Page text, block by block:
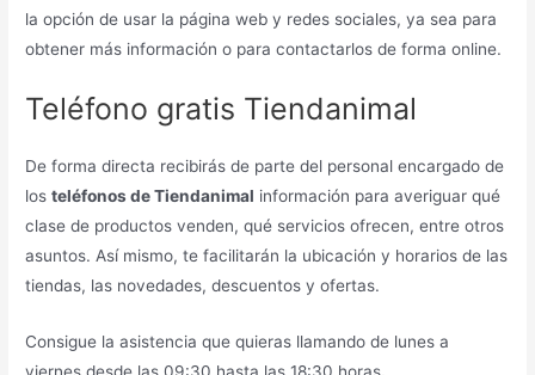
la opción de usar la página web y redes sociales, ya sea para
obtener más información o para contactarlos de forma online.
Teléfono gratis Tiendanimal
De forma directa recibirás de parte del personal encargado de
losteléfonos de Tiendanimal información para averiguar qué
clase de productos venden, qué servicios ofrecen, entre otros
asuntos. Así mismo, te facilitarán la ubicación y horarios de las
tiendas, las novedades, descuentos y ofertas.
Consigue la asistencia que quieras llamando de lunes a